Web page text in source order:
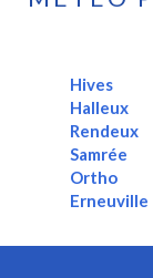
Hives
Halleux
Rendeux
Samrée
Ortho
Erneuville